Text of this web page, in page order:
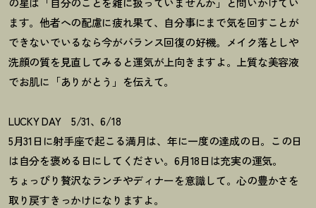
ます。他者への配慮に疲れ果て、自分事にまで気を回すことが
できないでいるなら今がバランス回復の好機。メイク落としや
洗顔の質を見直してみると運気が上向きますよ。上質な美容液
でお肌に「ありがとう」を伝えて。
LUCKY DAY 5/31、6/18
5月31日に射手座で起こる満月は、年に一度の達成の日。この日
は自分を褒める日にしてください。6月18日は充実の運気。
ちょっぴり贅沢なランチやディナーを意識して。心の豊かさを
取り戻すきっかけになりますよ。